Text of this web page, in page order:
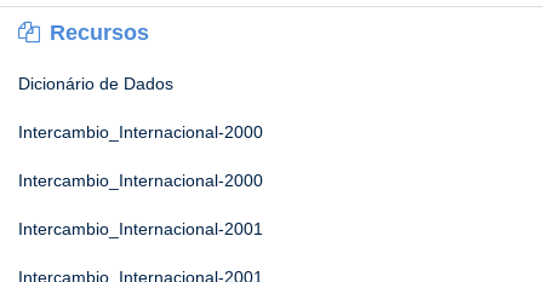
Recursos
Dicionário de Dados
Intercambio_Internacional-2000
Intercambio_Internacional-2000
Intercambio_Internacional-2001
Intercambio_Internacional-2001